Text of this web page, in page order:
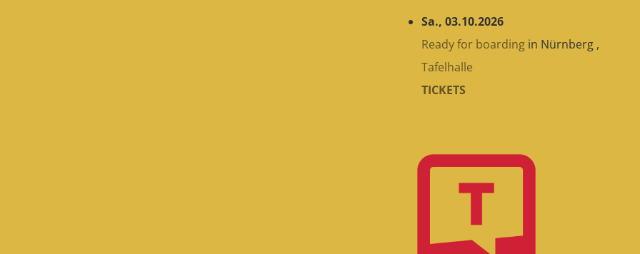
Sa., 03.10.2026
Ready for boarding in Nürnberg ,
Tafelhalle
TICKETS